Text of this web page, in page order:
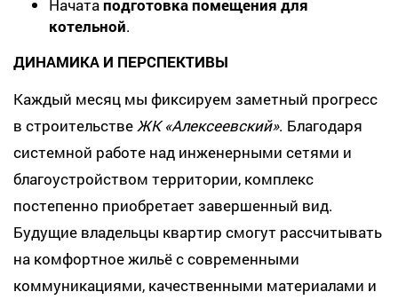
Начатаподготовка помещения для
котельной.
ДИНАМИКА И ПЕРСПЕКТИВЫ
Каждый месяц мы фиксируем заметный прогресс
в строительствеЖК «Алексеевский». Благодаря
системной работе над инженерными сетями и
благоустройством территории, комплекс
постепенно приобретает завершенный вид.
Будущие владельцы квартир смогут рассчитывать
на комфортное жильё с современными
коммуникациями, качественными материалами и